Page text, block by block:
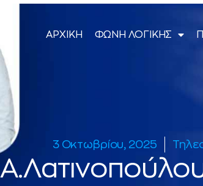
ΑΡΧΙΚΗ ΦΩΝΗ ΛΟΓΙΚΗΣ
3 Οκτωβρίου, 2025
Α.Λατινοπούλου: